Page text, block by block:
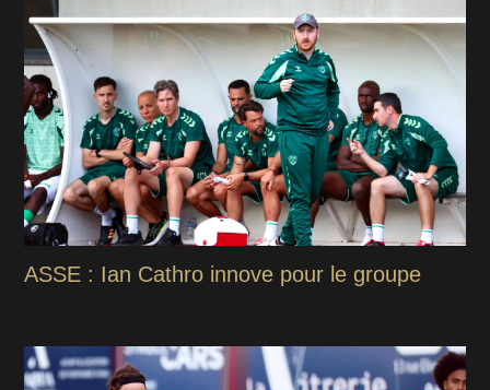
ASSE : Ian Cathro innove pour le groupe